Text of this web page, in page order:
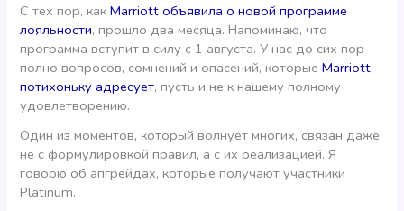
С тех пор, какMarriott объявила о новой программе
лояльности, прошло два месяца. Напоминаю, что
программа вступит в силу с 1 августа. У нас до сих пор
полно вопросов, сомнений и опасений, которыеMarriott
потихоньку адресует, пусть и не к нашему полному
удовлетворению.
Один из моментов, который волнует многих, связан даже
не с формулировкой правил, а с их реализацией. Я
говорю об апгрейдах, которые получают участники
Platinum.